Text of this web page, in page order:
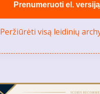
Prenumeruoti el. versiją
Peržiūrėti visą leidinių